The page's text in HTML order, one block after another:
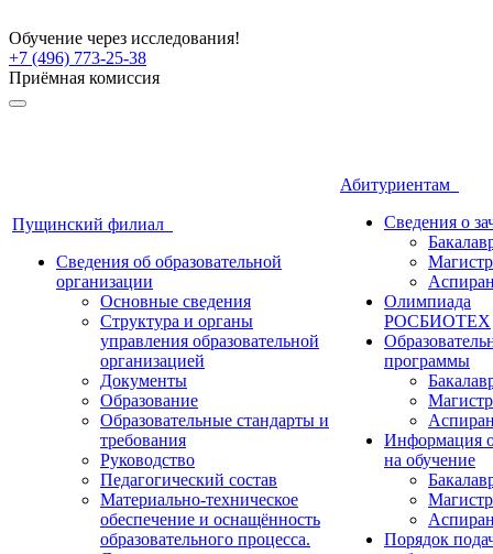
Обучение через исследования!
+7 (496) 773-25-38
Приёмная комиссия
Пущинский филиал
Сведения об образовательной
организации
Основные сведения
Структура и органы
управления образовательной
организацией
Документы
Образование
Образовательные стандарты и
требования
Руководство
Педагогический состав
Материально-техническое
обеспечение и оснащённость
образовательного процесса.
Абитуриентам
Сведения о
Олимпиада
РОСБИОТЕХ
программы
Информация
на обучение
Порядок